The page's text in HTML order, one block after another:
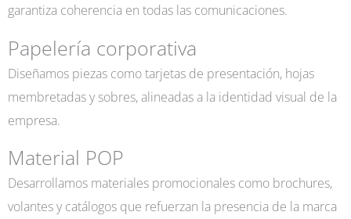
garantiza coherencia en todas las comunicaciones.
Papelería corporativa
Diseñamos piezas como tarjetas de presentación, hojas
membretadas y sobres, alineadas a la identidad visual de la
empresa.
Material POP
Desarrollamos materiales promocionales como brochures,
volantes y catálogos que refuerzan la presencia de la marca